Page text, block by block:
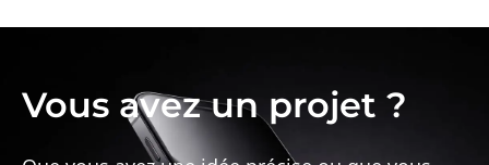
Vous avez un projet ?